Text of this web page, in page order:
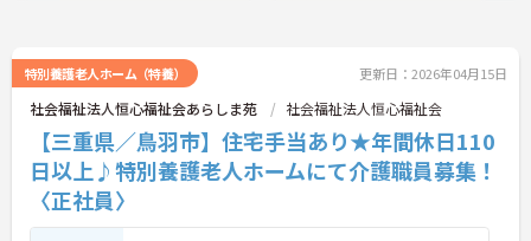
特別養護老人ホーム（特養） 更新日：2026年04月15日
社会福祉法人恒心福祉会あらしま苑 社会福祉法人恒心福祉会
【三重県／鳥羽市】住宅手当あり★年間休日110
日以上♪特別養護老人ホームにて介護職員募集！
〈正社員〉